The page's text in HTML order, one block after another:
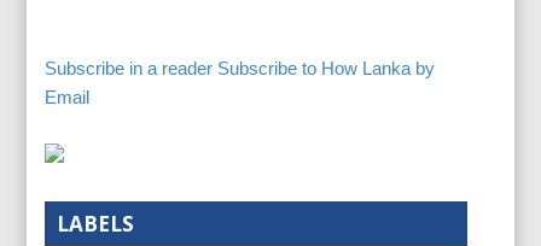
Subscribe in a reader Subscribe to How Lanka by
Email
LABELS